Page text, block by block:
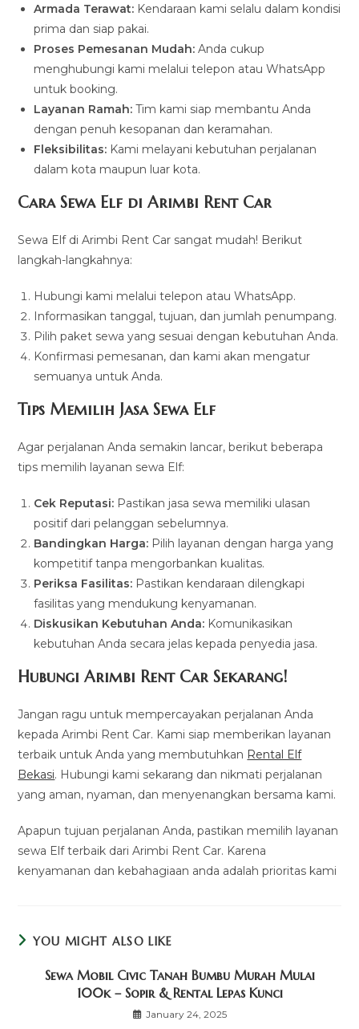
Armada Terawat: Kendaraan kami selalu dalam kondisi
prima dan siap pakai.
Proses Pemesanan Mudah: Anda cukup
menghubungi kami melalui telepon atau WhatsApp
untuk booking.
Layanan Ramah: Tim kami siap membantu Anda
dengan penuh kesopanan dan keramahan.
Fleksibilitas: Kami melayani kebutuhan perjalanan
dalam kota maupun luar kota.
Cara Sewa Elf di Arimbi Rent Car
Sewa Elf di Arimbi Rent Car sangat mudah! Berikut
langkah-langkahnya:
Hubungi kami melalui telepon atau WhatsApp.
Informasikan tanggal, tujuan, dan jumlah penumpang.
Pilih paket sewa yang sesuai dengan kebutuhan Anda.
Konfirmasi pemesanan, dan kami akan mengatur
semuanya untuk Anda.
Tips Memilih Jasa Sewa Elf
Agar perjalanan Anda semakin lancar, berikut beberapa
tips memilih layanan sewa Elf:
Cek Reputasi: Pastikan jasa sewa memiliki ulasan
positif dari pelanggan sebelumnya.
Bandingkan Harga: Pilih layanan dengan harga yang
kompetitif tanpa mengorbankan kualitas.
Periksa Fasilitas: Pastikan kendaraan dilengkapi
fasilitas yang mendukung kenyamanan.
Diskusikan Kebutuhan Anda: Komunikasikan
kebutuhan Anda secara jelas kepada penyedia jasa.
Hubungi Arimbi Rent Car Sekarang!
Jangan ragu untuk mempercayakan perjalanan Anda
kepada Arimbi Rent Car. Kami siap memberikan layanan
terbaik untuk Anda yang membutuhkan Rental Elf
Bekasi. Hubungi kami sekarang dan nikmati perjalanan
yang aman, nyaman, dan menyenangkan bersama kami.
Apapun tujuan perjalanan Anda, pastikan memilih layanan
sewa Elf terbaik dari Arimbi Rent Car. Karena
kenyamanan dan kebahagiaan anda adalah prioritas kami
YOU MIGHT ALSO LIKE
Sewa Mobil Civic Tanah Bumbu Murah Mulai
100k – Sopir & Rental Lepas Kunci
January 24, 2025